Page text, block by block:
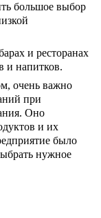
большое выбор
и ресторанах
и напитков.
очень важно
при
Оно
и их
было
нужное